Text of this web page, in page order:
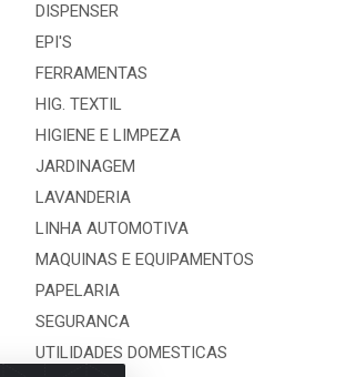
DISPENSER
EPI'S
FERRAMENTAS
HIG. TEXTIL
HIGIENE E LIMPEZA
JARDINAGEM
LAVANDERIA
LINHA AUTOMOTIVA
MAQUINAS E EQUIPAMENTOS
PAPELARIA
SEGURANCA
UTILIDADES DOMESTICAS